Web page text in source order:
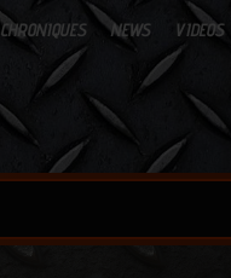
CHRONIQUES NEWS VIDEOS